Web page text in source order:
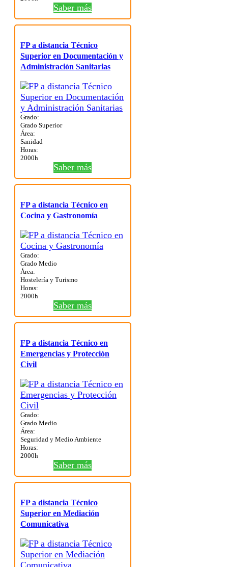
Saber más
FP a distancia Técnico
Superior en Documentación y
Administración Sanitarias
Grado:
Grado Superior
Área:
Sanidad
Horas:
2000h
Saber más
FP a distancia Técnico en
Cocina y Gastronomía
Grado:
Grado Medio
Área:
Hostelería y Turismo
Horas:
2000h
Saber más
FP a distancia Técnico en
Emergencias y Protección
Civil
Grado:
Grado Medio
Área:
Seguridad y Medio Ambiente
Horas:
2000h
Saber más
FP a distancia Técnico
Superior en Mediación
Comunicativa